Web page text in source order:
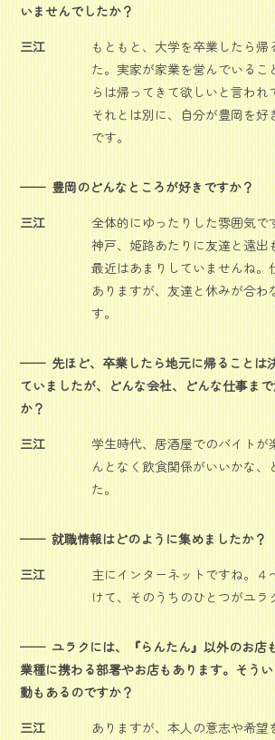
いませんでしたか？
三江
もともと、大学を卒業したら帰
た。実家が家業を営んでいるこ
らは帰ってきて欲しいと言わ
それとは別に、自分が豊岡を
です。
豊岡のどんなところが好きですか？
三江
全体的にゆったりした雰囲気で
神戸、姫路あたりに友達と遠出
最近はあまりしていませんね。
ありますが、友達と休みが合わ
す。
先ほど、卒業したら地元に帰ることは
ていましたが、どんな会社、どんな仕事ま
か？
三江
学生時代、居酒屋でのバイトが
んとなく飲食関係がいいかな、
た。
就職情報はどのように集めましたか？
三江
主にインターネットですね。４
けて、そのうちのひとつがユラ
ユラクには、『らんたん』以外のお店
業種に携わる部署やお店もあります。そう
動もあるのですか？
三江
ありますが、本人の意志や希